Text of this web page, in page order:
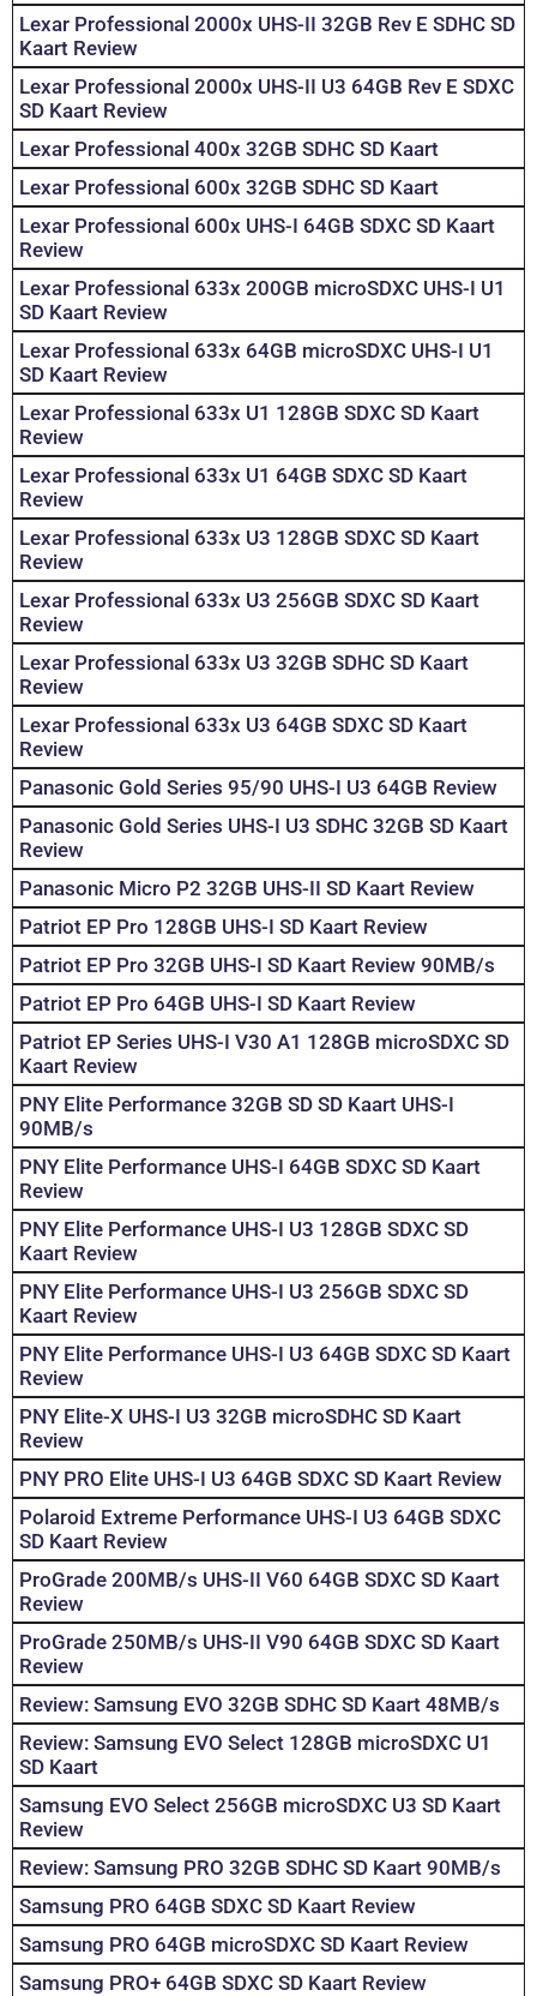
Lexar Professional 2000x UHS-II 32GB Rev E SDHC SD
Kaart Review
Lexar Professional 2000x UHS-II U3 64GB Rev E SDXC
SD Kaart Review
Lexar Professional 400x 32GB SDHC SD Kaart
Lexar Professional 600x 32GB SDHC SD Kaart
Lexar Professional 600x UHS-I 64GB SDXC SD Kaart
Review
Lexar Professional 633x 200GB microSDXC UHS-I U1
SD Kaart Review
Lexar Professional 633x 64GB microSDXC UHS-I U1
SD Kaart Review
Lexar Professional 633x U1 128GB SDXC SD Kaart
Review
Lexar Professional 633x U1 64GB SDXC SD Kaart
Review
Lexar Professional 633x U3 128GB SDXC SD Kaart
Review
Lexar Professional 633x U3 256GB SDXC SD Kaart
Review
Lexar Professional 633x U3 32GB SDHC SD Kaart
Review
Lexar Professional 633x U3 64GB SDXC SD Kaart
Review
Panasonic Gold Series 95/90 UHS-I U3 64GB Review
Panasonic Gold Series UHS-I U3 SDHC 32GB SD Kaart
Review
Panasonic Micro P2 32GB UHS-II SD Kaart Review
Patriot EP Pro 128GB UHS-I SD Kaart Review
Patriot EP Pro 32GB UHS-I SD Kaart Review 90MB/s
Patriot EP Pro 64GB UHS-I SD Kaart Review
Patriot EP Series UHS-I V30 A1 128GB microSDXC SD
Kaart Review
PNY Elite Performance 32GB SD SD Kaart UHS-I
90MB/s
PNY Elite Performance UHS-I 64GB SDXC SD Kaart
Review
PNY Elite Performance UHS-I U3 128GB SDXC SD
Kaart Review
PNY Elite Performance UHS-I U3 256GB SDXC SD
Kaart Review
PNY Elite Performance UHS-I U3 64GB SDXC SD Kaart
Review
PNY Elite-X UHS-I U3 32GB microSDHC SD Kaart
Review
PNY PRO Elite UHS-I U3 64GB SDXC SD Kaart Review
Polaroid Extreme Performance UHS-I U3 64GB SDXC
SD Kaart Review
ProGrade 200MB/s UHS-II V60 64GB SDXC SD Kaart
Review
ProGrade 250MB/s UHS-II V90 64GB SDXC SD Kaart
Review
Review: Samsung EVO 32GB SDHC SD Kaart 48MB/s
Review: Samsung EVO Select 128GB microSDXC U1
SD Kaart
Samsung EVO Select 256GB microSDXC U3 SD Kaart
Review
Review: Samsung PRO 32GB SDHC SD Kaart 90MB/s
Samsung PRO 64GB SDXC SD Kaart Review
Samsung PRO 64GB microSDXC SD Kaart Review
Samsung PRO+ 64GB SDXC SD Kaart Review